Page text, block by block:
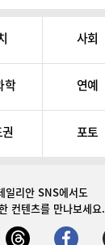
사회
학 연예
포토
일리안 SNS에서도
컨텐츠를 만나보세요.